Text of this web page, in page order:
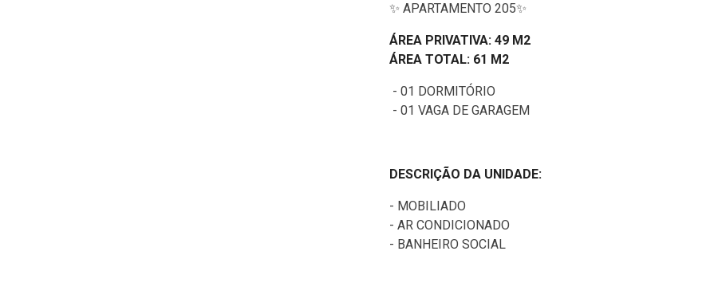
✨ APARTAMENTO 205✨
ÁREA PRIVATIVA: 49 M2
ÁREA TOTAL: 61 M2
- 01 DORMITÓRIO
- 01 VAGA DE GARAGEM
DESCRIÇÃO DA UNIDADE:
- MOBILIADO
- AR CONDICIONADO
- BANHEIRO SOCIAL